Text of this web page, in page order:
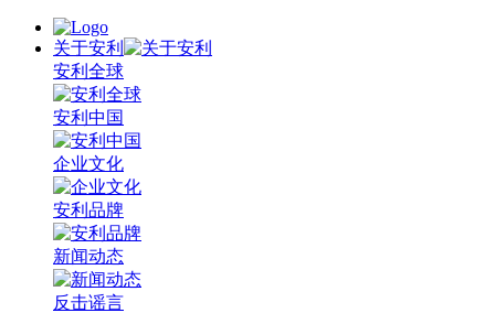
关于安利
安利全球
安利中国
企业文化
安利品牌
新闻动态
反击谣言